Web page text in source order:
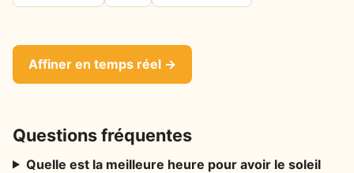
Affiner en temps réel →
Questions fréquentes
Quelle est la meilleure heure pour avoir le soleil